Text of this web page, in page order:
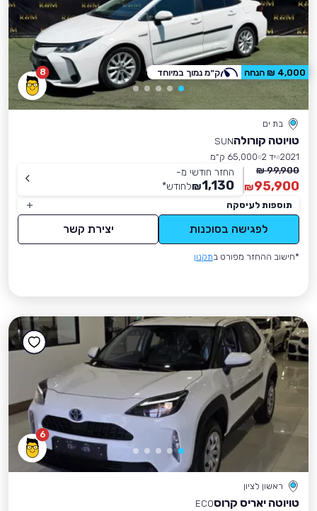
8
בת ים
טויוטה קורולהSUN
2021 יד 2
65,000 ק״מ
99,900 ₪
95,900
₪
החזר חודשי מ-
1,130
₪לחודש*
תוספות לעיסקה
לפגישה בסוכנות יצירת קשר
*חישוב ההחזר מפורט בתקנון
4,000 ₪ הנחה ק״מ נמוך במיוחד
6
ראשון לציון
טויוטה יאריס קרוסECO